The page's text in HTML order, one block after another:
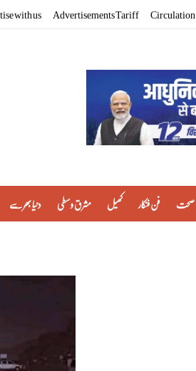
with us Advertisements Tariff Circulation
دنیا بھر سے مشرق وسطی کھیل فن فنکار صحت